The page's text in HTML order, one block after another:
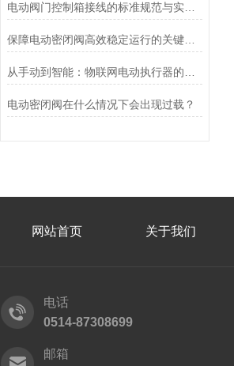
保障电动密闭阀高效稳定运行的关键举措
电动密闭阀在什么情况下会出现过载？
网站首页 关于我们
电话
0514-87308699
邮箱